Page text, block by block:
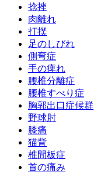
捻挫
肉離れ
打撲
足のしびれ
側弯症
手の痺れ
腰椎分離症
腰椎すべり症
胸郭出口症候群
野球肘
膝痛
猫背
椎間板症
首の痛み